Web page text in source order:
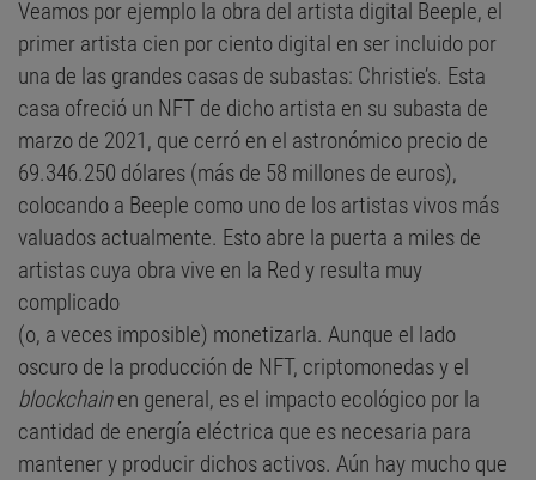
Veamos por ejemplo la obra del artista digital Beeple, el
primer artista cien por ciento digital en ser incluido por
una de las grandes casas de subastas: Christie’s. Esta
casa ofreció un NFT de dicho artista en su subasta de
marzo de 2021, que cerró en el astronómico precio de
69.346.250 dólares (más de 58 millones de euros),
colocando a Beeple como uno de los artistas vivos más
valuados actualmente. Esto abre la puerta a miles de
artistas cuya obra vive en la Red y resulta muy
complicado
(o, a veces imposible) monetizarla. Aunque el lado
oscuro de la producción de NFT, criptomonedas y el
blockchainen general, es el impacto ecológico por la
cantidad de energía eléctrica que es necesaria para
mantener y producir dichos activos. Aún hay mucho que